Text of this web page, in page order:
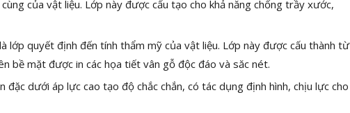
của vật liệu. Lớp này được cấu tạo cho khả năng chống trầy xước,
lớp quyết định đến tính thẩm mỹ của vật liệu. Lớp này được cấu thành từ
bề mặt được in các họa tiết vân gỗ độc đáo và săc nét.
đặc dưới áp lực cao tạo độ chắc chắn, có tác dụng định hình, chịu lực cho